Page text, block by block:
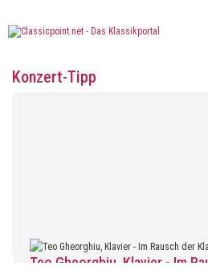
Konzert-Tipp
Teo Gheorghiu, Klavier - Im